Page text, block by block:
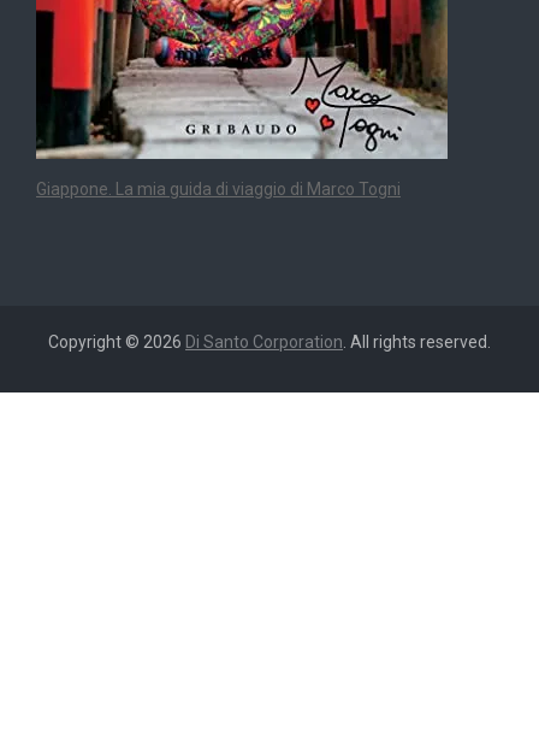
Giappone. La mia guida di viaggio di Marco Togni
Copyright © 2026 Di Santo Corporation. All rights reserved.